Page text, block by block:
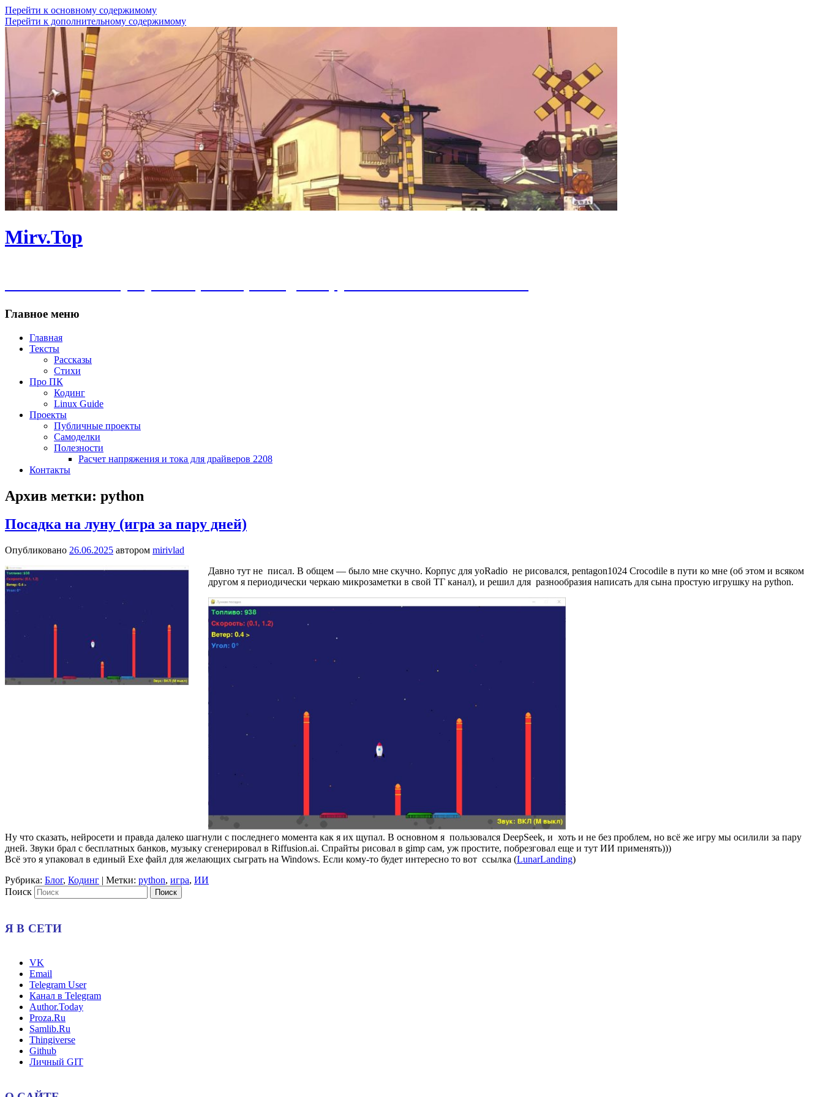
Перейти к основному содержимому
Перейти к дополнительному содержимому
Mirv.Top
Главное меню
Главная
Тексты
Рассказы
Стихи
Про ПК
Кодинг
Linux Guide
Проекты
Публичные проекты
Самоделки
Полезности
Расчет напряжения и тока для драйверов 2208
Контакты
Архив метки: python
Посадка на луну (игра за пару дней)
Опубликовано 26.06.2025 автором mirivlad
Давно тут не писал. В общем — было мне скучно. Корпус для yoRadio не рисовался, pentagon1024 Crocodile в пути ко мне (об этом и всяком
другом я периодически черкаю микрозаметки в свой ТГ канал), и решил для разнообразия написать для сына простую игрушку на python.
Ну что сказать, нейросети и правда далеко шагнули с последнего момента как я их щупал. В основном я пользовался DeepSeek, и хоть и не без проблем, но всё же игру мы осилили за пару
дней. Звуки брал с бесплатных банков, музыку сгенерировал в Riffusion.ai. Спрайты рисовал в gimp сам, уж простите, побрезговал еще и тут ИИ применять)))
Всё это я упаковал в единый Exe файл для желающих сыграть на Windows. Если кому-то будет интересно то вот ссылка (LunarLanding)
Рубрика: Блог, Кодинг | Метки: python, игра, ИИ
Поиск
Я В СЕТИ
VK
Email
Telegram User
Канал в Telegram
Author.Today
Proza.Ru
Samlib.Ru
Thingiverse
Github
Личный GIT